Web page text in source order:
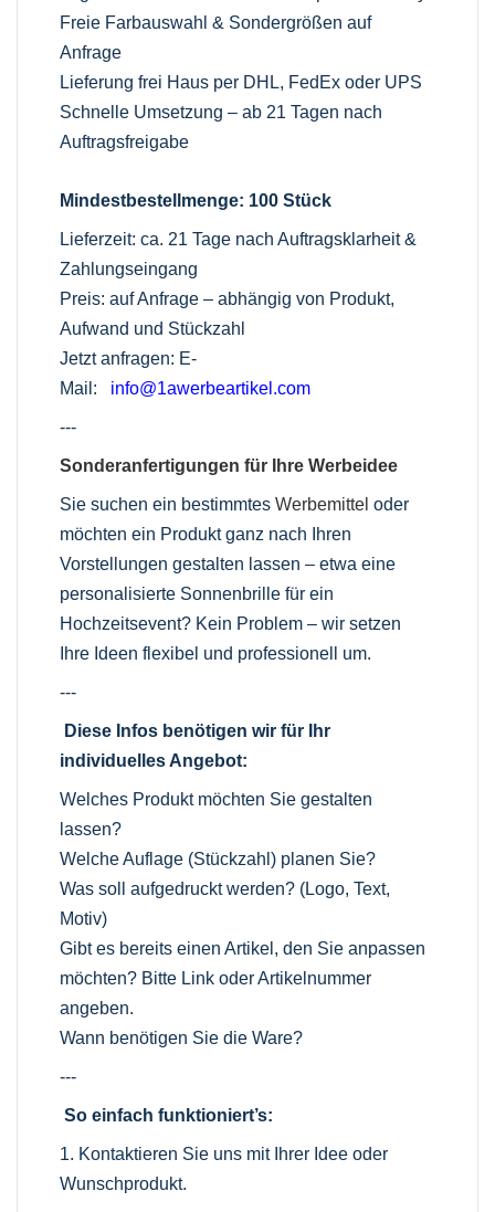
Freie Farbauswahl & Sondergrößen auf
Anfrage
Lieferung frei Haus per DHL, FedEx oder UPS
Schnelle Umsetzung – ab 21 Tagen nach
Auftragsfreigabe
Mindestbestellmenge: 100 Stück
Lieferzeit: ca. 21 Tage nach Auftragsklarheit &
Zahlungseingang
Preis: auf Anfrage – abhängig von Produkt,
Aufwand und Stückzahl
Jetzt anfragen: E-
Mail:
info@1awerbeartikel.com
---
Sonderanfertigungen für Ihre Werbeidee
Sie suchen ein bestimmtesWerbemittel oder
möchten ein Produkt ganz nach Ihren
Vorstellungen gestalten lassen – etwa eine
personalisierte Sonnenbrille für ein
Hochzeitsevent? Kein Problem – wir setzen
Ihre Ideen flexibel und professionell um.
---
Diese Infos benötigen wir für Ihr
individuelles Angebot:
Welches Produkt möchten Sie gestalten
lassen?
Welche Auflage (Stückzahl) planen Sie?
Was soll aufgedruckt werden? (Logo, Text,
Motiv)
Gibt es bereits einen Artikel, den Sie anpassen
möchten? Bitte Link oder Artikelnummer
angeben.
Wann benötigen Sie die Ware?
---
So einfach funktioniert’s:
1. Kontaktieren Sie uns mit Ihrer Idee oder
Wunschprodukt.